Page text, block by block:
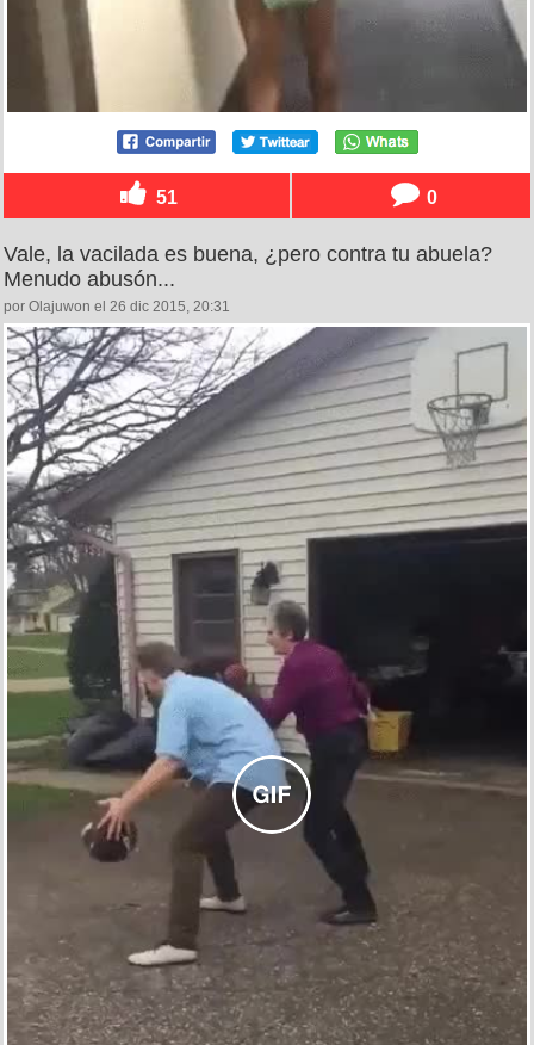
51 0
Vale, la vacilada es buena, ¿pero contra tu abuela?
Menudo abusón...
por Olajuwon el 26 dic 2015, 20:31